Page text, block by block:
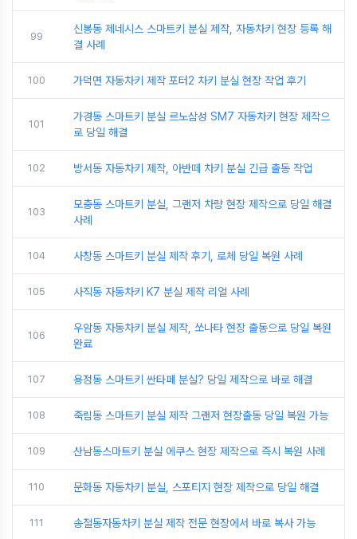
99
신봉동 제네시스 스마트키 분실 제작, 자동차키 현장 등록 해
결 사례
100 가덕면 자동차키 제작 포터2 차키 분실 현장 작업 후기
101
가경동 스마트키 분실 르노삼성 SM7 자동차키 현장 제작으
로 당일 해결
102 방서동 자동차키 제작, 아반떼 차키 분실 긴급 출동 작업
103
모충동 스마트키 분실, 그랜저 차량 현장 제작으로 당일 해결
사례
104 사창동 스마트키 분실 제작 후기, 로체 당일 복원 사례
105 사직동 자동차키 K7 분실 제작 리얼 사례
106
우암동 자동차키 분실 제작, 쏘나타 현장 출동으로 당일 복원
완료
107 용정동 스마트키 싼타페 분실? 당일 제작으로 바로 해결
108 죽림동 스마트키 분실 제작 그랜저 현장출동 당일 복원 가능
109 산남동스마트키 분실 에쿠스 현장 제작으로 즉시 복원 사례
110 문화동 자동차키 분실, 스포티지 현장 제작으로 당일 해결
111 송절동자동차키 분실 제작 전문 현장에서 바로 복사 가능